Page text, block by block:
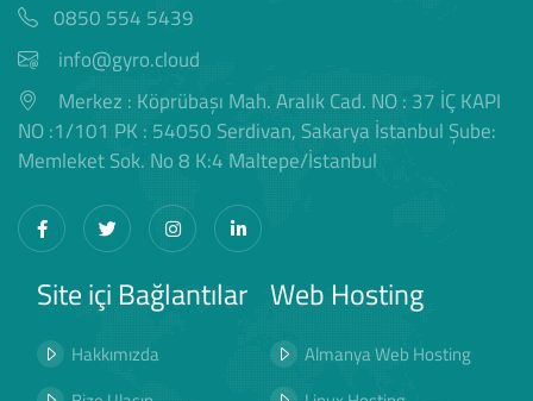
0850 554 5439
info@gyro.cloud
Merkez : Köprübaşı Mah. Aralık Cad. NO : 37 İÇ KAPI
NO :1/101 PK : 54050 Serdivan, Sakarya İstanbul Şube:
Memleket Sok. No 8 K:4 Maltepe/İstanbul
Site içi Bağlantılar
Hakkımızda
Web Hosting
Almanya Web Hosting